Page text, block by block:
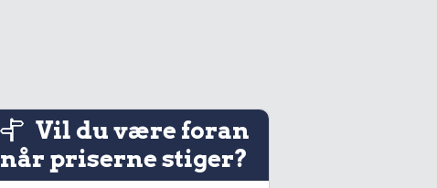
Vil du være foran
når priserne stiger?